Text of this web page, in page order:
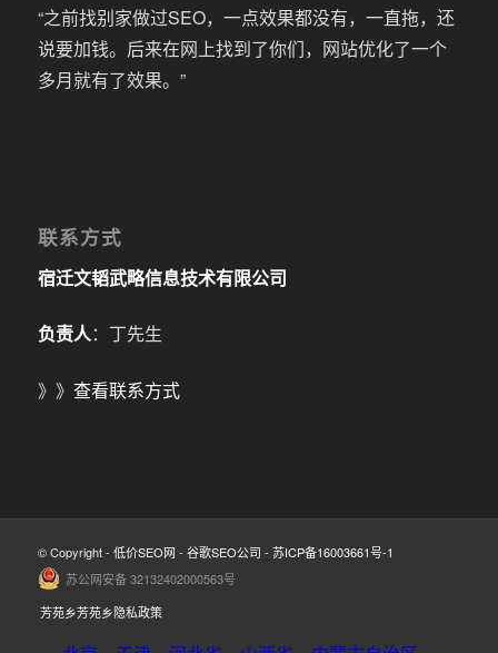
“之前找别家做过SEO，一点效果都没有，一直拖，还
说要加钱。后来在网上找到了你们，网站优化了一个
多月就有了效果。”
联系方式
宿迁文韬武略信息技术有限公司
负责人：丁先生
》》 查看联系方式
© Copyright - 低价SEO网 - 谷歌SEO公司 - 苏ICP备16003661号-1
苏公网安备 32132402000563号
芳苑乡芳苑乡隐私政策